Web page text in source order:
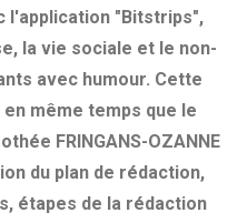
l'application "Bitstrips",
la vie sociale et le non-
avec humour. Cette
même temps que le
FRINGANS-OZANNE
du plan de rédaction,
étapes de la rédaction